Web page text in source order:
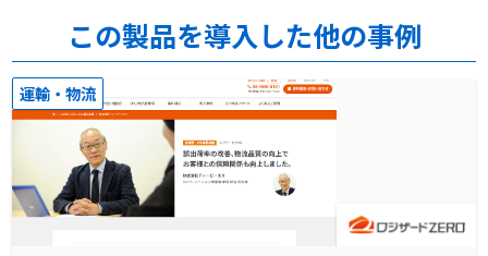
この製品を導入した他の事例
運輸・物流